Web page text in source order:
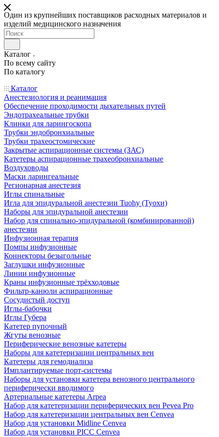
Один из крупнейших поставщиков расходных материалов и
изделий медицинского назначения
Каталог
По всему сайту
По каталогу
Каталог
Анестезиология и реанимация
Обеспечение проходимости дыхательных путей
Эндотрахеальные трубки
Клинки для ларингоскопа
Трубки эндобронхиальные
Трубки трахеостомические
Закрытые аспирационные системы (ЗАС)
Катетеры аспирационные трахеобронхиальные
Воздуховоды
Маски ларингеальные
Регионарная анестезия
Иглы спинальные
Игла для эпидуральной анестезии Tuohy (Туохи)
Наборы для эпидуральной анестезии
Набор для спинально-эпидуральной (комбинированной)
анестезии
Инфузионная терапия
Помпы инфузионные
Коннекторы безыгольные
Заглушки инфузионные
Линии инфузионные
Краны инфузионные трёхходовые
Фильтр-канюли аспирационные
Сосудистый доступ
Иглы-бабочки
Иглы Губера
Катетер пупочный
Жгуты венозные
Периферические венозные катетеры
Наборы для катетеризации центральных вен
Катетеры для гемодиализа
Имплантируемые порт‑системы
Наборы для установки катетера венозного центрального
периферически вводимого
Артериальные катетеры Arpea
Набор для катетеризации периферических вен Pevea Pro
Набор для катетеризации центральных вен Cenvea
Набор для установки Midline Cenvea
Набор для установки PICC Cenvea